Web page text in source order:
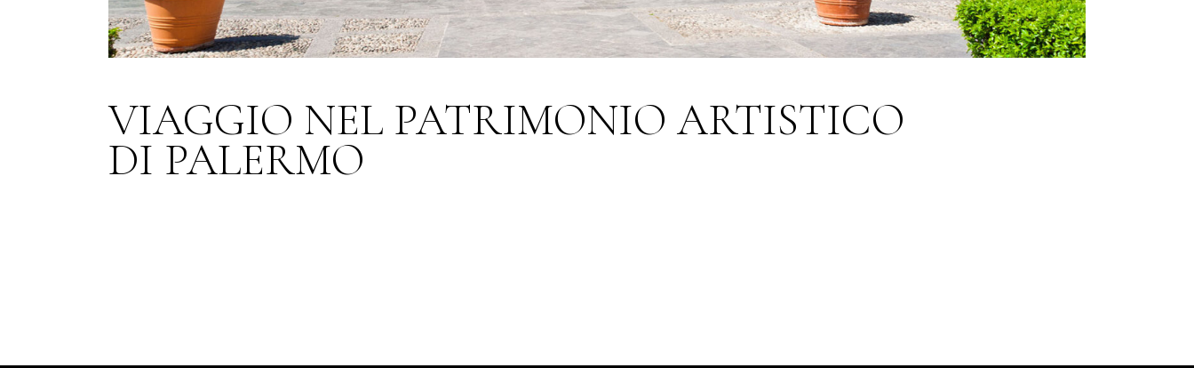
VIAGGIO NEL PATRIMONIO ARTISTICO
DI PALERMO